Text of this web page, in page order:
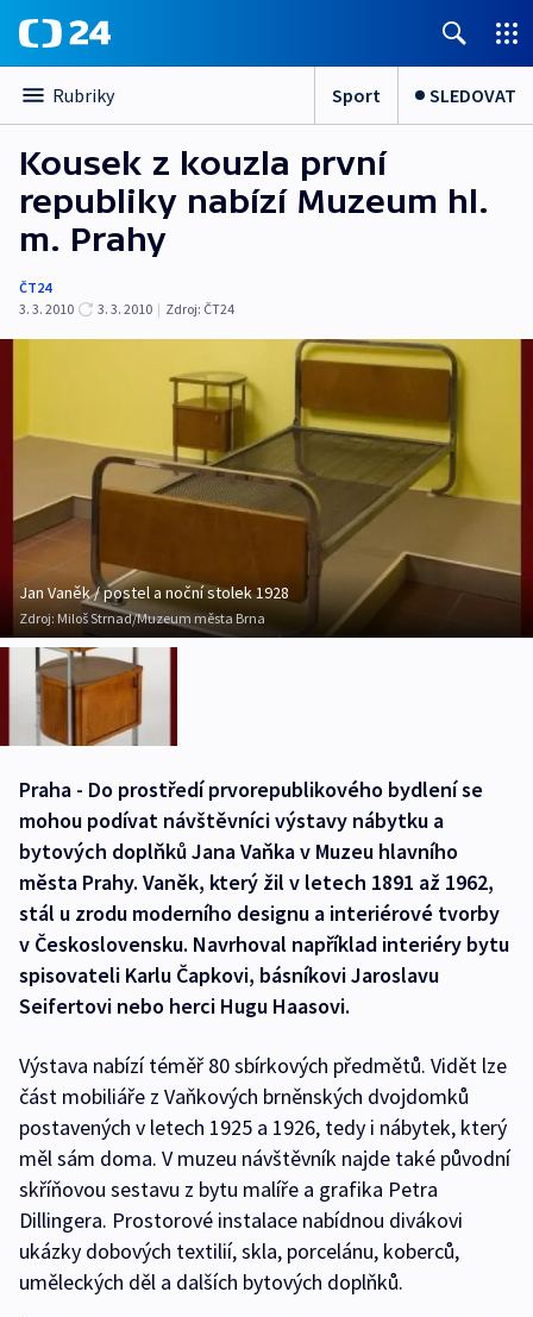
Rubriky Sport SLEDOVAT
Kousek z kouzla první
republiky nabízí Muzeum hl.
m. Prahy
ČT24
3. 3. 2010
3. 3. 2010 | Zdroj: ČT24
Jan Vaněk / postel a noční stolek 1928
Zdroj: Miloš Strnad/Muzeum města Brna
Praha - Do prostředí prvorepublikového bydlení se
mohou podívat návštěvníci výstavy nábytku a
bytových doplňků Jana Vaňka v Muzeu hlavního
města Prahy. Vaněk, který žil v letech 1891 až 1962,
stál u zrodu moderního designu a interiérové tvorby
v Československu. Navrhoval například interiéry bytu
spisovateli Karlu Čapkovi, básníkovi Jaroslavu
Seifertovi nebo herci Hugu Haasovi.
Výstava nabízí téměř 80 sbírkových předmětů. Vidět lze
část mobiliáře z Vaňkových brněnských dvojdomků
postavených v letech 1925 a 1926, tedy i nábytek, který
měl sám doma. V muzeu návštěvník najde také původní
skříňovou sestavu z bytu malíře a grafika Petra
Dillingera. Prostorové instalace nabídnou divákovi
ukázky dobových textilií, skla, porcelánu, koberců,
uměleckých děl a dalších bytových doplňků.